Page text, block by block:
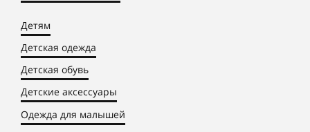
Детям
Детская одежда
Детская обувь
Детские аксессуары
Одежда для малышей